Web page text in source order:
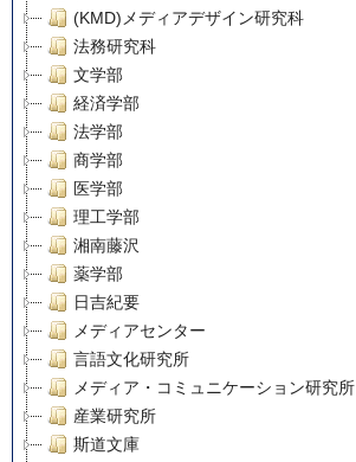
(KMD)メディアデザイン研究科
法務研究科
文学部
経済学部
法学部
商学部
医学部
理工学部
湘南藤沢
薬学部
日吉紀要
メディアセンター
言語文化研究所
メディア・コミュニケーション研究所
産業研究所
斯道文庫